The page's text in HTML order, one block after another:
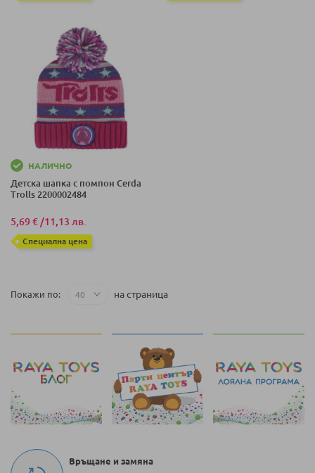
НАЛИЧНО
Детска шапка с помпон Cerda
Trolls 2200002484
5,69 €/11,13 лв.
Специална цена
Покажи по на страница
Връщане и замяна